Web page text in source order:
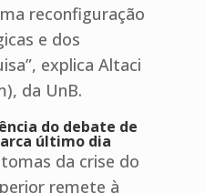
reconfiguração
e dos
explica Altaci
da UnB.
do debate de
último dia
da crise do
remete à